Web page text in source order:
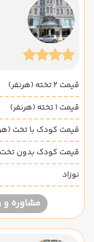
قیمت 2 تخته (هرنفر)
قیمت 1 تخته (هرنفر)
قیمت کودک با تخت
قیمت کودک بدون تخت
نوزاد
مشاوره و